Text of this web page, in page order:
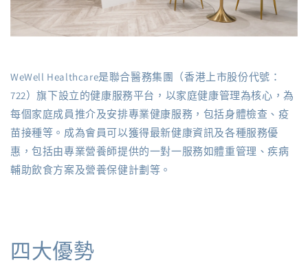
WeWell Healthcare是聯合醫務集團（香港上市股份代號：
722）旗下設立的健康服務平台，以家庭健康管理為核心，為
每個家庭成員推介及安排專業健康服務，包括身體檢查、疫
苗接種等。成為會員可以獲得最新健康資訊及各種服務優
惠，包括由專業營養師提供的一對一服務如體重管理、疾病
輔助飲食方案及營養保健計劃等。
四大優勢